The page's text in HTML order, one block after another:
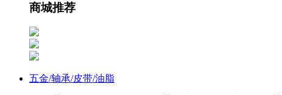
商城推荐
五金/轴承/皮带/油脂